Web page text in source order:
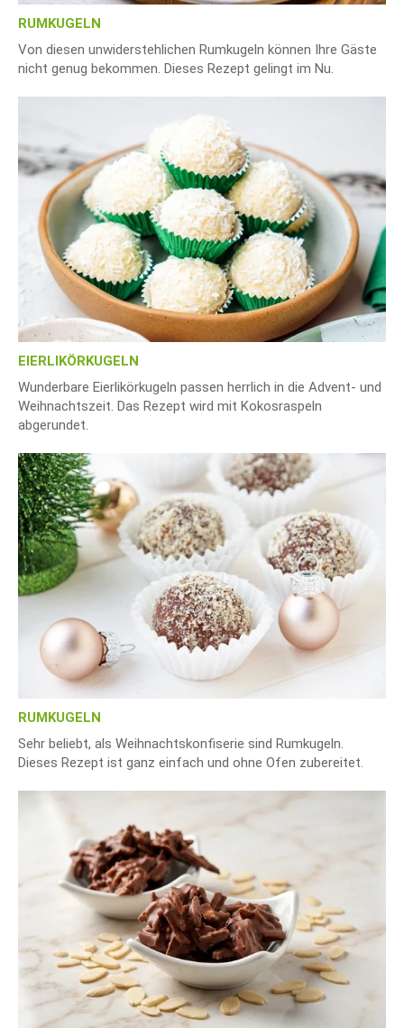
RUMKUGELN
Von diesen unwiderstehlichen Rumkugeln können Ihre Gäste
nicht genug bekommen. Dieses Rezept gelingt im Nu.
EIERLIKÖRKUGELN
Wunderbare Eierlikörkugeln passen herrlich in die Advent- und
Weihnachtszeit. Das Rezept wird mit Kokosraspeln
abgerundet.
RUMKUGELN
Sehr beliebt, als Weihnachtskonfiserie sind Rumkugeln.
Dieses Rezept ist ganz einfach und ohne Ofen zubereitet.